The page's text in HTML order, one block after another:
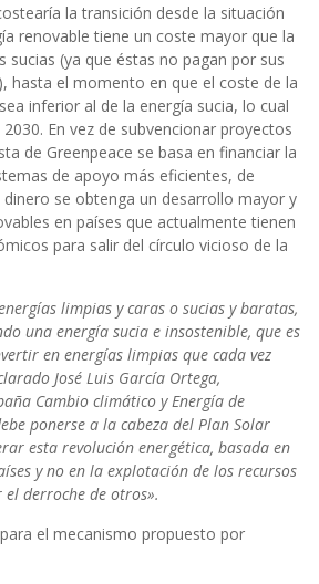
la transición desde la situación
renovable tiene un coste mayor que la
sucias (ya que éstas no pagan por sus
hasta el momento en que el coste de la
inferior al de la energía sucia, lo cual
En vez de subvencionar proyectos
de Greenpeace se basa en financiar la
de apoyo más eficientes, de
se obtenga un desarrollo mayor y
en países que actualmente tienen
para salir del círculo vicioso de la
limpias y caras o sucias y baratas,
una energía sucia e insostenible, que es
en energías limpias que cada vez
José Luis García Ortega,
Cambio climático y Energía de
ponerse a la cabeza del Plan Solar
esta revolución energética, basada en
y no en la explotación de los recursos
derroche de otros».
el mecanismo propuesto por